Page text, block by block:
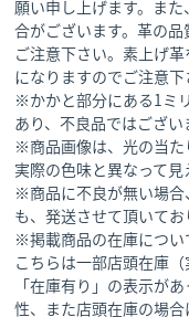
願い申し上げます。ま
合がございます。革の
ご注意下さい。素上げ
になりますのでご注意下
※かかと部分にある1ミ
あり、不良品ではござい
※商品画像は、光の当た
実際の色味と異なって見
※商品に不良が無い場合
も、発送させて頂いてお
※掲載商品の在庫につい
こちらは一部店頭在庫（
「在庫有り」の表示が
性、また店頭在庫の場